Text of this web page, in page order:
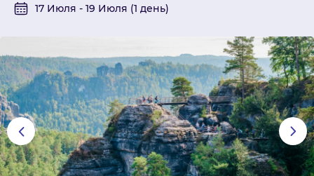
17 Июля - 19 Июля (1 день)